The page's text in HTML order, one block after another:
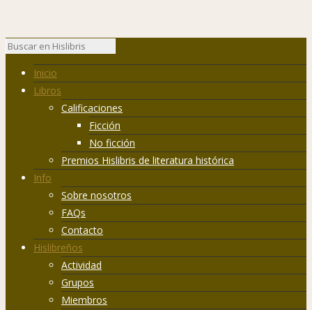
Inicio
Libros
Calificaciones
Ficción
No ficción
Premios Hislibris de literatura histórica
Info
Sobre nosotros
FAQs
Contacto
Hislibreños
Actividad
Grupos
Miembros